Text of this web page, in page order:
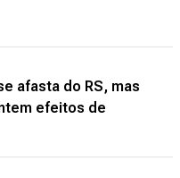
afasta do RS, mas
efeitos de